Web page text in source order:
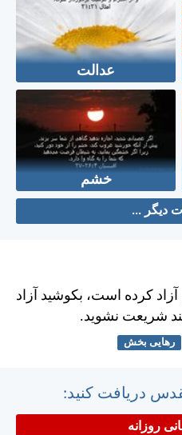
عدالت
خشم
دیگر ...
كرده است، بكوشيد آزاد
بند شريعت نشويد.
رهایی بخش
دریافت کنید:
روزانه